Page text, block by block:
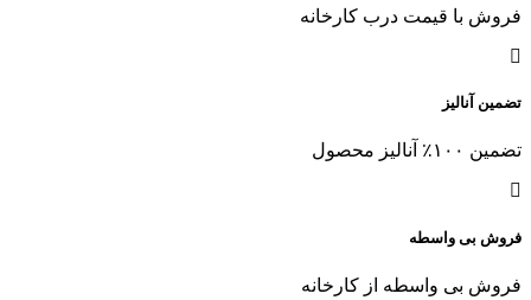
فروش با قیمت درب کارخانه
تضمین آنالیز
تضمین ۱۰۰٪ آنالیز محصول
فروش بی واسطه
فروش بی واسطه از کارخانه